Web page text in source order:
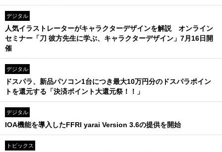
デジタル
人気イラストレーターがキャラクターデザインを解説 オンライン
セミナー「刀 彼方先生に学ぶ、キャラクターデザイン」7月16日開
催
デジタル
ドスパラ、新品パソコン1台につき最大10万円分のドスパラポイン
トを還元する「決済ポイント大還元祭！！」
デジタル
IOA機能を導入したFFRI yarai Version 3.6の提供を開始
トピックス